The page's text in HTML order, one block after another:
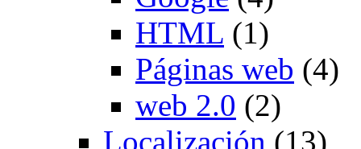
HTML (1)
Páginas web (4)
web 2.0 (2)
Localización (13)